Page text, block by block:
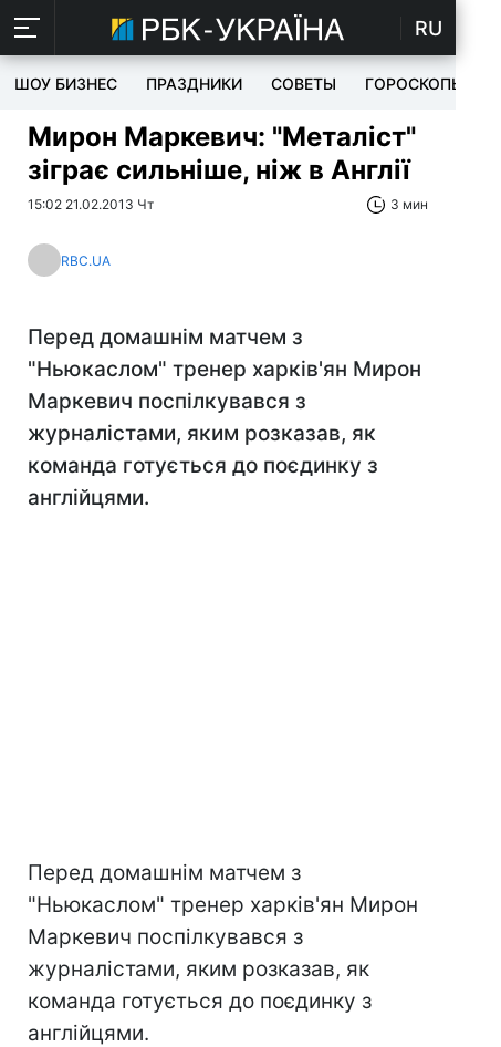
RU
ШОУ БИЗНЕС ПРАЗДНИКИ СОВЕТЫ ГОРОСКОПЫ
Мирон Маркевич: "Металіст"
зіграє сильніше, ніж в Англії
15:02 21.02.2013 Чт 3 мин
RBC.UA
Перед домашнім матчем з
"Ньюкаслом" тренер харків'ян Мирон
Маркевич поспілкувався з
журналістами, яким розказав, як
команда готується до поєдинку з
англійцями.
Перед домашнім матчем з
"Ньюкаслом" тренер харків'ян Мирон
Маркевич поспілкувався з
журналістами, яким розказав, як
команда готується до поєдинку з
англійцями.